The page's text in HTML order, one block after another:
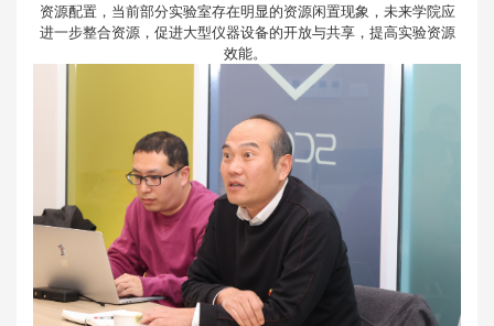
资源配置，当前部分实验室存在明显的资源闲置现象，未来学院应
进一步整合资源，促进大型仪器设备的开放与共享，提高实验资源
效能。